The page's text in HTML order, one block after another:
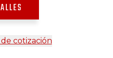
cotización